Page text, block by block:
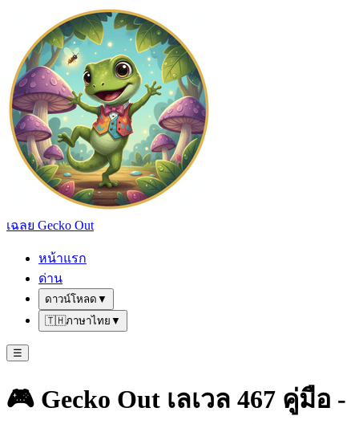
เฉลย Gecko Out
หน้าแรก
ด่าน
ดาวน์โหลด ▼
🇹🇭ภาษาไทย ▼
☰
🎮 Gecko Out เลเวล 467 คู่มือ -